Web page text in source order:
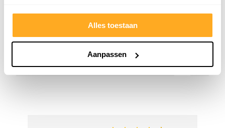
Alles toestaan
Aanpassen